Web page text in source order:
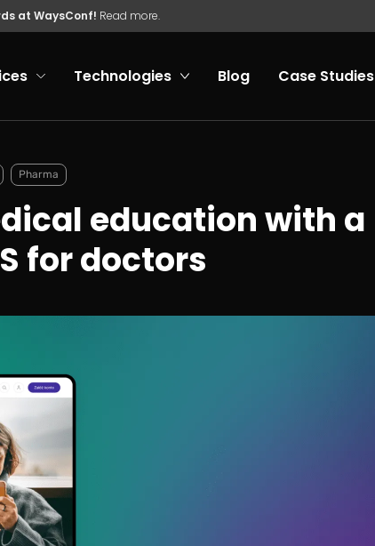
at WaysConf! Read more.
Technologies Blog Case Studies
Pharma
education with a
for doctors